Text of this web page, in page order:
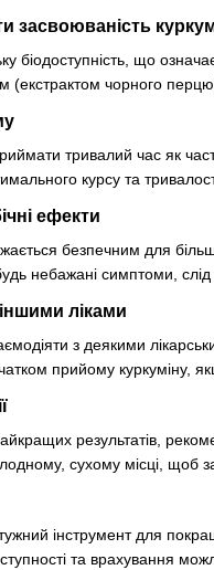
засвоюваність
біодоступність, що
(екстрактом чорного
тривалий час як
курсу та
ефекти
безпечним для
небажані симптоми,
ліками
з деякими
прийому куркуміну,
результатів,
сухому місці, щоб
інструмент для
та врахування